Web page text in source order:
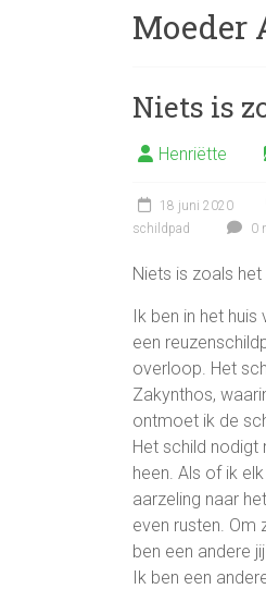
Moeder
Niets is
Henriëtte
18 juni 2020
schildpad
0
Niets is zoals het
Ik ben in het
een
overloop. Het
Zakynthos,
ontmoet ik de
Het schild
heen. Als of ik
aarzeling naar
even rusten. Om
ben een andere
Ik ben een